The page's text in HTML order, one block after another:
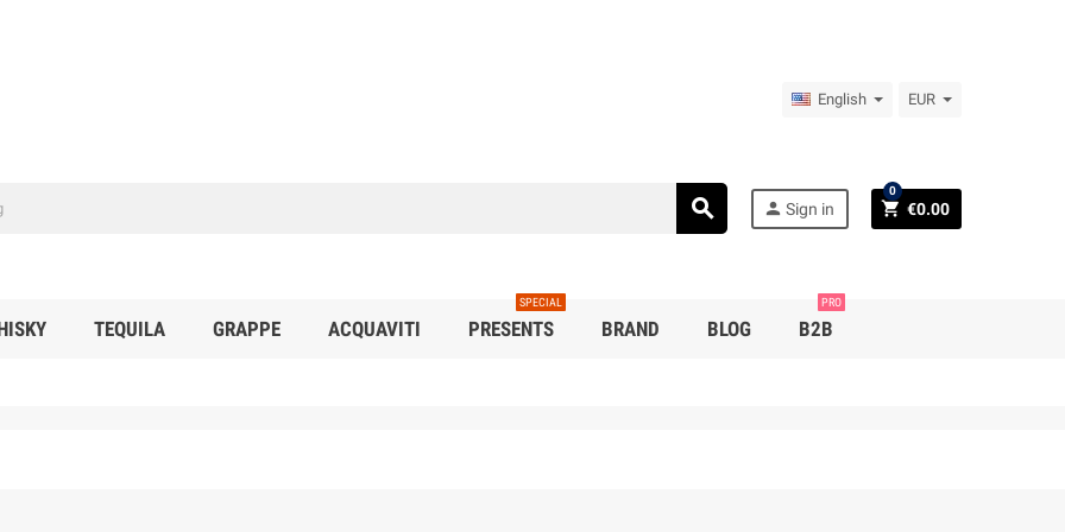
English EUR
search person Sign in shopping_cart €0.00
0
TEQUILA GRAPPE ACQUAVITI PRESENTS
SPECIAL
BRAND BLOG B2B
PRO